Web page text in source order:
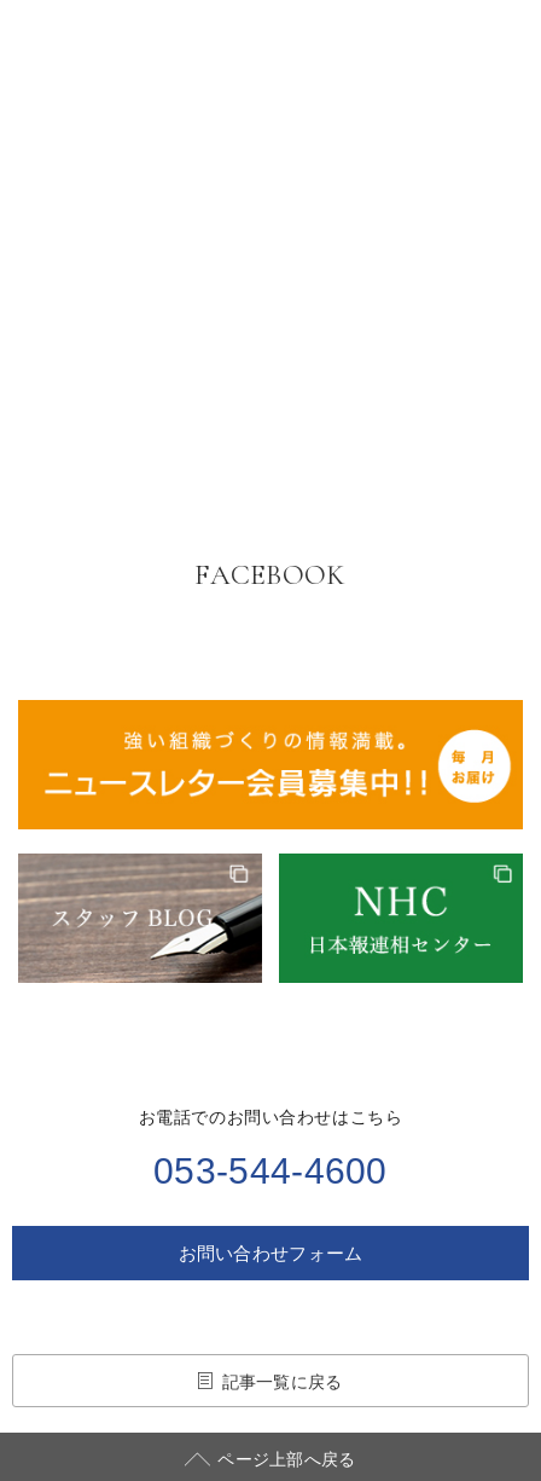
FACEBOOK
お電話でのお問い合わせはこちら
053-544-4600
お問い合わせフォーム
記事一覧に戻る
ページ上部へ戻る